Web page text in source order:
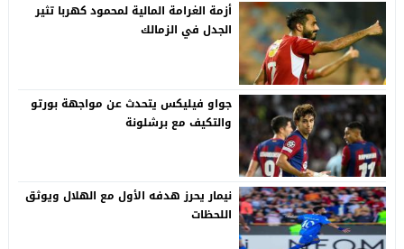
أزمة الغرامة المالية لمحمود كهربا تثير
الجدل في الزمالك
جواو فيليكس يتحدث عن مواجهة بورتو
والتكيف مع برشلونة
نيمار يحرز هدفه الأول مع الهلال ويوثق
اللحظات